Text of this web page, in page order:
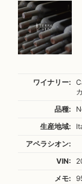
ワイナリー:
品種:
生産地域:
アペラシオン:
VIN:
メモ: